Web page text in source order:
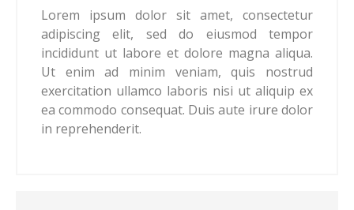
Lorem ipsum dolor sit amet, consectetur
adipiscing elit, sed do eiusmod tempor
incididunt ut labore et dolore magna aliqua.
Ut enim ad minim veniam, quis nostrud
exercitation ullamco laboris nisi ut aliquip ex
ea commodo consequat. Duis aute irure dolor
in reprehenderit.